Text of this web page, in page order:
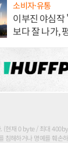
소비자·유통
이부진 야심
보다 잘 나가,
(현재 0 byte / 최대
침해하거나 명예를 훼손